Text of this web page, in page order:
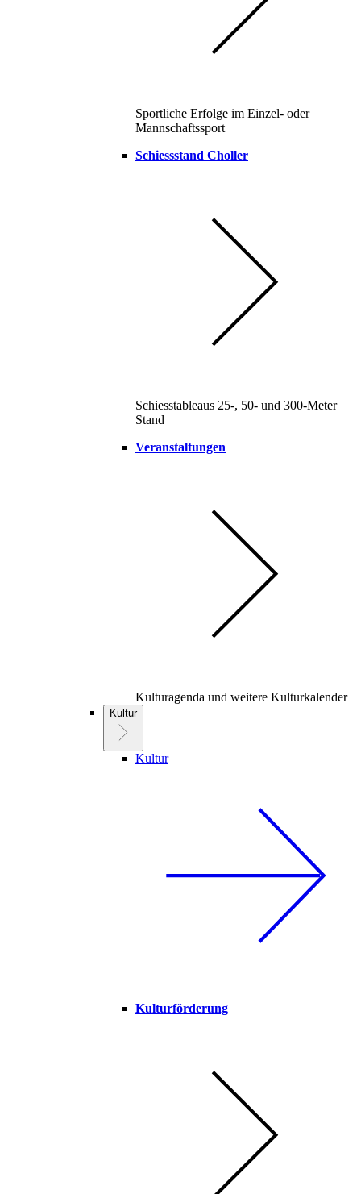
Sportliche Erfolge im Einzel- oder
Mannschaftssport
Schiessstand Choller
Schiesstableaus 25-, 50- und 300-Meter
Stand
Veranstaltungen
Kulturagenda und weitere Kulturkalender
Kultur
Kultur
Kulturförderung